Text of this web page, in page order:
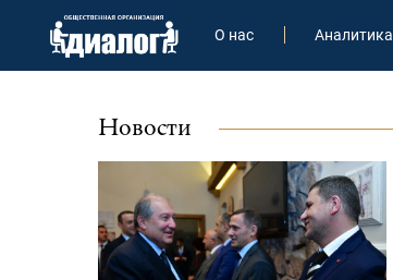
О нас Аналитика
Новости